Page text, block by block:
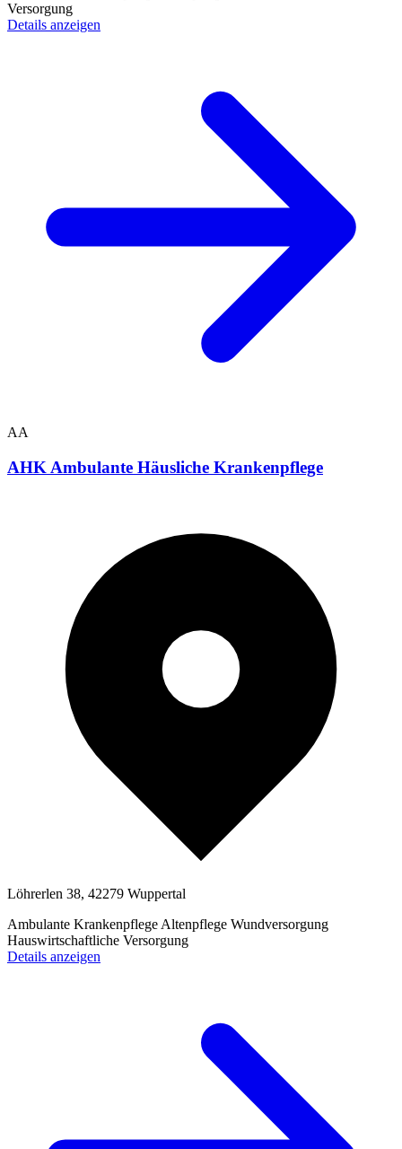
Versorgung
Details anzeigen
AA
AHK Ambulante Häusliche Krankenpflege
Löhrerlen 38, 42279 Wuppertal
Ambulante Krankenpflege Altenpflege Wundversorgung
Hauswirtschaftliche Versorgung
Details anzeigen